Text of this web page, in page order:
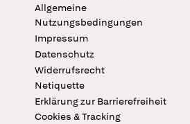
Allgemeine
Nutzungsbedingungen
Impressum
Datenschutz
Widerrufsrecht
Netiquette
Erklärung zur Barrierefreiheit
Cookies & Tracking